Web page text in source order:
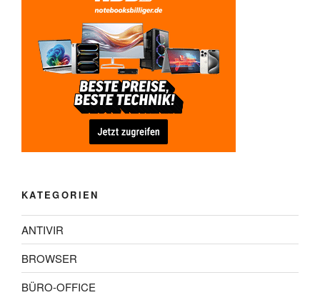
KATEGORIEN
ANTIVIR
BROWSER
BÜRO-OFFICE